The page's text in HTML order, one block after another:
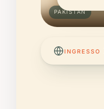
PAKISTAN
INGRESSO